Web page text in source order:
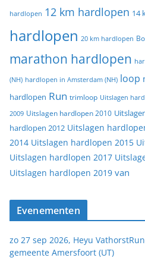
hardlopen 12 km hardlopen 14
hardlopen 20 km hardlopen
marathon hardlopen
(NH) hardlopen in Amsterdam (NH) loop
hardlopen Run trimloop Uitslagen
2009 Uitslagen hardlopen 2010
hardlopen 2012 Uitslagen
2014 Uitslagen hardlopen 2015
Uitslagen hardlopen 2017
Uitslagen hardlopen 2019 van
Evenementen
zo 27 sep 2026, Heyu
gemeente Amersfoort (UT)